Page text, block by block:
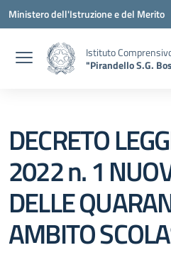
Vai ai contenuti
Vai al menu di navigazione
Vai al footer
Ministero dell'Istruzione e del Merito
Istituto
"Pirandello S.G.
DECRETO
2022 n. 1
DELLE
AMBITO